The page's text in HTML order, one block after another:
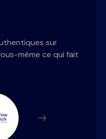
sur
même ce qui fait